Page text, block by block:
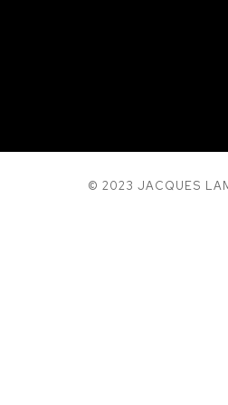
© 2023 JACQUES